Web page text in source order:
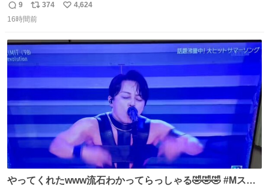
返
信
9
リ
ポ
ト
374
い
4,624
16時間前
やってくれたwww流石わかってらっしゃる🤣🤣🤣 #Mステ